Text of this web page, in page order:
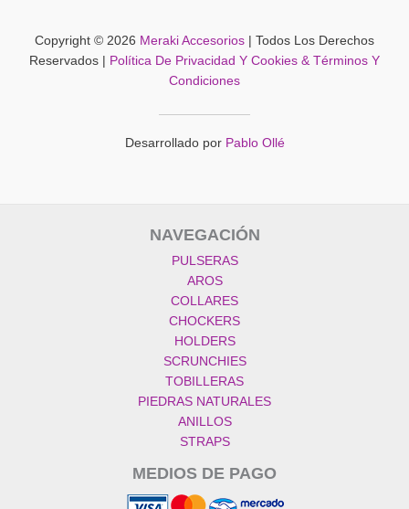
Copyright © 2026 Meraki Accesorios | Todos Los Derechos
Reservados |
Política De Privacidad Y Cookies & Términos Y
Condiciones
Desarrollado por Pablo Ollé
NAVEGACIÓN
PULSERAS
AROS
COLLARES
CHOCKERS
HOLDERS
SCRUNCHIES
TOBILLERAS
PIEDRAS NATURALES
ANILLOS
STRAPS
MEDIOS DE PAGO